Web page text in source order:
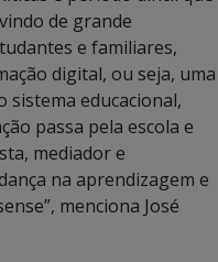
de grande
e familiares,
digital, ou seja, uma
educacional,
passa pela escola e
mediador e
na aprendizagem e
menciona José